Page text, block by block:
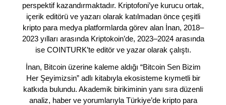
perspektif kazandırmaktadır. Kriptofoni’ye kurucu ortak,
içerik editörü ve yazarı olarak katılmadan önce çeşitli
kripto para medya platformlarda görev alan İnan, 2018–
2023 yılları arasında Kriptokoin’de, 2023–2024 arasında
ise COINTURK’te editör ve yazar olarak çalıştı.
İnan, Bitcoin üzerine kaleme aldığı “Bitcoin Sen Bizim
Her Şeyimizsin” adlı kitabıyla ekosisteme kıymetli bir
katkıda bulundu. Akademik birikiminin yanı sıra düzenli
analiz, haber ve yorumlarıyla Türkiye’de kripto para